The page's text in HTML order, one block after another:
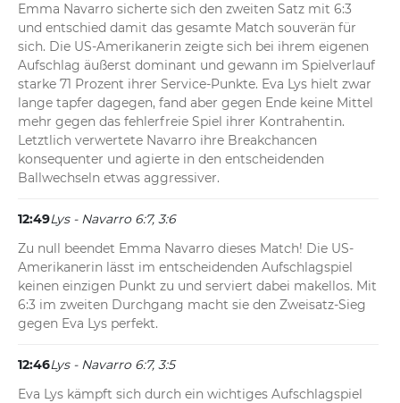
Emma Navarro sicherte sich den zweiten Satz mit 6:3
und entschied damit das gesamte Match souverän für
sich. Die US-Amerikanerin zeigte sich bei ihrem eigenen
Aufschlag äußerst dominant und gewann im Spielverlauf
starke 71 Prozent ihrer Service-Punkte. Eva Lys hielt zwar
lange tapfer dagegen, fand aber gegen Ende keine Mittel
mehr gegen das fehlerfreie Spiel ihrer Kontrahentin.
Letztlich verwertete Navarro ihre Breakchancen
konsequenter und agierte in den entscheidenden
Ballwechseln etwas aggressiver.
12:49Lys - Navarro 6:7, 3:6
Zu null beendet Emma Navarro dieses Match! Die US-
Amerikanerin lässt im entscheidenden Aufschlagspiel
keinen einzigen Punkt zu und serviert dabei makellos. Mit
6:3 im zweiten Durchgang macht sie den Zweisatz-Sieg
gegen Eva Lys perfekt.
12:46Lys - Navarro 6:7, 3:5
Eva Lys kämpft sich durch ein wichtiges Aufschlagspiel